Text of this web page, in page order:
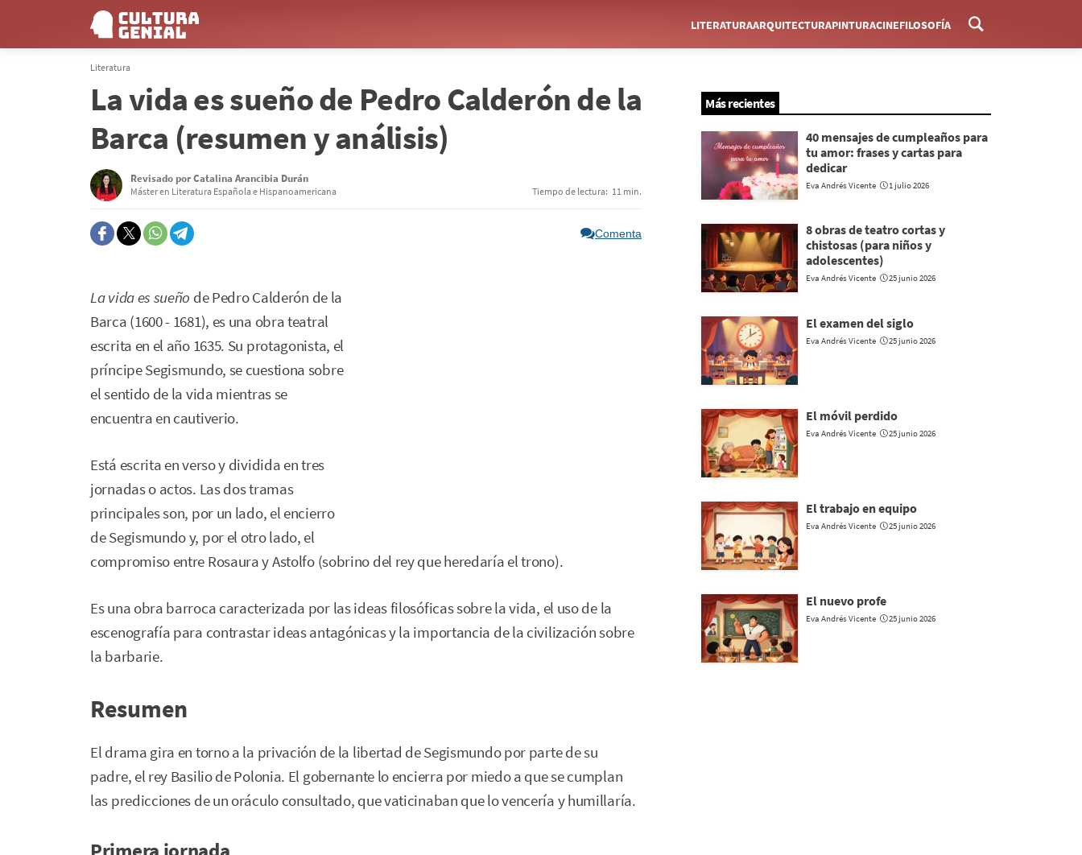
Menú
LITERATURAARQUITECTURAPINTURACINEFILOSOFÍA
Literatura
La vida es sueño de Pedro Calderón de la
Barca (resumen y análisis)
Revisado porCatalina Arancibia Durán
Máster en Literatura Española e Hispanoamericana Tiempo de lectura: 11 min.
Comenta
La vida es sueño de Pedro Calderón de la
Barca (1600 - 1681), es una obra teatral
escrita en el año 1635. Su protagonista, el
príncipe Segismundo, se cuestiona sobre
el sentido de la vida mientras se
encuentra en cautiverio.
Está escrita en verso y dividida en tres
jornadas o actos. Las dos tramas
principales son, por un lado, el encierro
de Segismundo y, por el otro lado, el
compromiso entre Rosaura y Astolfo (sobrino del rey que heredaría el trono).
Es una obra barroca caracterizada por las ideas filosóficas sobre la vida, el uso de la
escenografía para contrastar ideas antagónicas y la importancia de la civilización sobre
la barbarie.
Resumen
El drama gira en torno a la privación de la libertad de Segismundo por parte de su
padre, el rey Basilio de Polonia. El gobernante lo encierra por miedo a que se cumplan
las predicciones de un oráculo consultado, que vaticinaban que lo vencería y humillaría.
Primera jornada
Más recientes
40 mensajes de cumpleaños para
tu amor: frases y cartas para
dedicar
Eva Andrés Vicente 1 julio 2026
8 obras de teatro cortas y
chistosas (para niños y
adolescentes)
Eva Andrés Vicente 25 junio 2026
El examen del siglo
Eva Andrés Vicente 25 junio 2026
El móvil perdido
Eva Andrés Vicente 25 junio 2026
El trabajo en equipo
Eva Andrés Vicente 25 junio 2026
El nuevo profe
Eva Andrés Vicente 25 junio 2026